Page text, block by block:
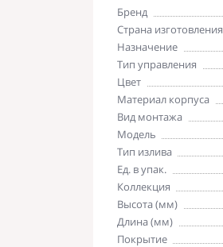
Бренд
Страна изготовления
Назначение
Тип управления
Цвет
Материал корпуса
Вид монтажа
Модель
Тип излива
Ед. в упак.
Коллекция
Высота (мм)
Длина (мм)
Покрытие